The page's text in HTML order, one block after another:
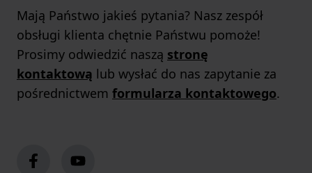
Mają Państwo jakieś pytania? Nasz zespół
obsługi klienta chętnie Państwu pomoże!
Prosimy odwiedzić naszą stronę
kontaktową lub wysłać do nas zapytanie za
pośrednictwem formularza kontaktowego.